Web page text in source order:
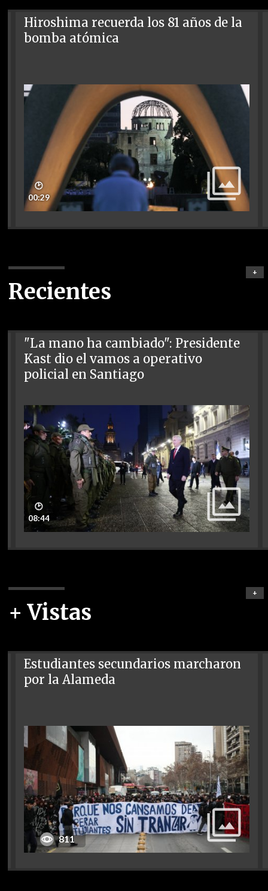
Hiroshima recuerda los 81 años de la
bomba atómica
🕑
00:29
Recientes
+
"La mano ha cambiado": Presidente
Kast dio el vamos a operativo
policial en Santiago
🕑
08:44
+ Vistas
+
Estudiantes secundarios marcharon
por la Alameda
811